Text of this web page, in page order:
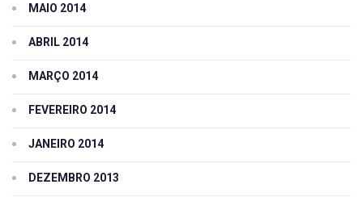
MAIO 2014
ABRIL 2014
MARÇO 2014
FEVEREIRO 2014
JANEIRO 2014
DEZEMBRO 2013